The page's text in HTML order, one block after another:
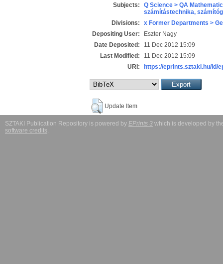
Subjects:
Q Science > QA
számítástechnika,
Divisions:
x Former Departments >
Depositing User:
Eszter Nagy
Date Deposited:
11 Dec 2012 15:09
Last Modified:
11 Dec 2012 15:09
URI:
https://eprints.sztaki.hu/id/
Update Item
SZTAKI Publication Repository is powered by EPrints 3 which is developed by
software credits.